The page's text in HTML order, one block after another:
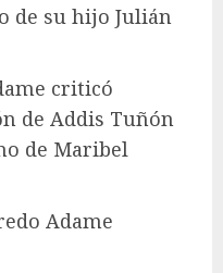
de su hijo Julián
criticó
de Addis Tuñón
de Maribel
Adame